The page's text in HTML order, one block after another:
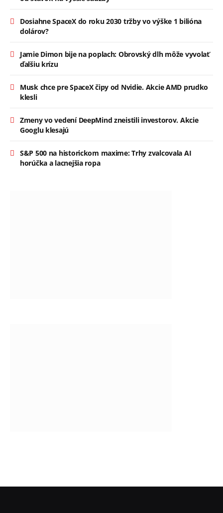
Dosiahne SpaceX do roku 2030 tržby vo výške 1 bilióna
dolárov?
Jamie Dimon bije na poplach: Obrovský dlh môže vyvolať
ďalšiu krízu
Musk chce pre SpaceX čipy od Nvidie. Akcie AMD prudko
klesli
Zmeny vo vedení DeepMind zneistili investorov. Akcie
Googlu klesajú
S&P 500 na historickom maxime: Trhy zvalcovala AI
horúčka a lacnejšia ropa